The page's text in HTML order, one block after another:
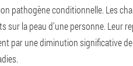
pathogène conditionnelle. Les
sur la peau d'une personne. Leur
par une diminution significative